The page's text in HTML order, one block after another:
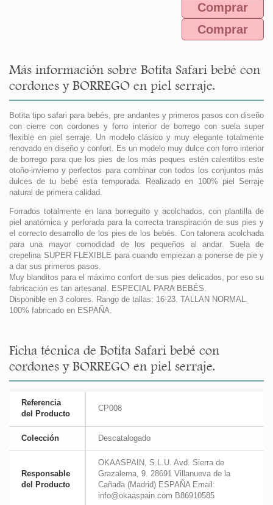
Comprar
Comprar
Más información sobre Botita Safari bebé con
cordones y BORREGO en piel serraje.
Botita tipo safari para bebés, pre andantes y primeros pasos con diseño
con cierre con cordones y forro interior de borrego con suela super
flexible en piel serraje. Un modelo clásico y muy elegante totalmente
renovado en diseño y confort. Es un modelo muy dulce con forro interior
de borrego para que los pies de los más peques estén calentitos este
otoño-invierno y perfectos para combinar con todos los conjuntos más
dulces de tu bebé esta temporada. Realizado en 100% piel Serraje
natural de primera calidad.
Forrados totalmente en lana borreguito y acolchados, con plantilla de
piel anatómica y perforada para la correcta transpiración de sus pies y
el correcto desarrollo de los pies de los bebés. Con talonera acolchada
para una mayor comodidad de los pequeños al andar. Suela de
crepelina SUPER FLEXIBLE para cuando empiezan a ponerse de pie y
a dar sus primeros pasos.
Muy blanditos para el máximo confort de sus pies delicados, por eso su
fabricación es tan artesanal. ESPECIAL PARA BEBÉS.
Disponible en 3 colores. Rango de tallas: 16-23. TALLAN NORMAL.
100% fabricado en ESPAÑA.
Ficha técnica de Botita Safari bebé con
cordones y BORREGO en piel serraje.
Referencia
del Producto
CP008
Colección Descatalogado
Responsable
del Producto
OKAASPAIN, S.L.U. Avd. Sierra de
Grazalema, 9. 28691 Villanueva de la
Cañada (Madrid) ESPAÑA Email:
info@okaaspain.com B86910585